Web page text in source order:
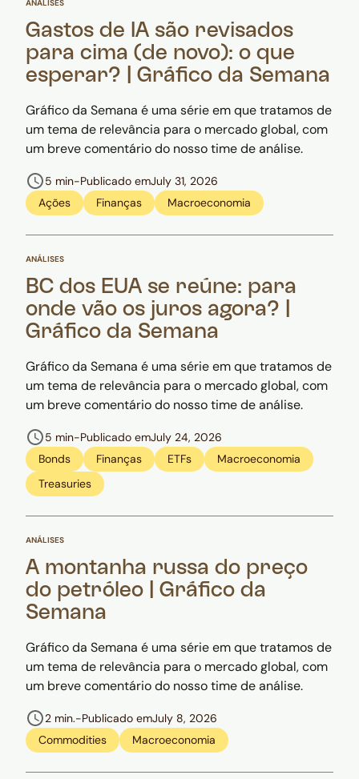
ANÁLISES
Gastos de IA são revisados
para cima (de novo): o que
esperar? | Gráfico da Semana
Gráfico da Semana é uma série em que tratamos de
um tema de relevância para o mercado global, com
um breve comentário do nosso time de análise.
5 min-Publicado emJuly 31, 2026
Ações
Finanças Macroeconomia
ANÁLISES
BC dos EUA se reúne: para
onde vão os juros agora? |
Gráfico da Semana
Gráfico da Semana é uma série em que tratamos de
um tema de relevância para o mercado global, com
um breve comentário do nosso time de análise.
5 min-Publicado emJuly 24, 2026
Bonds
Finanças ETFs
Macroeconomia
Treasuries
ANÁLISES
A montanha russa do preço
do petróleo | Gráfico da
Semana
Gráfico da Semana é uma série em que tratamos de
um tema de relevância para o mercado global, com
um breve comentário do nosso time de análise.
2 min.-Publicado emJuly 8, 2026
Commodities
Macroeconomia